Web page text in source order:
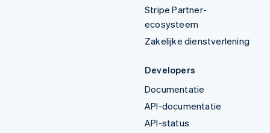
Stripe Partner-
ecosysteem
Zakelijke dienstverlening
Developers
Documentatie
API-documentatie
API-status